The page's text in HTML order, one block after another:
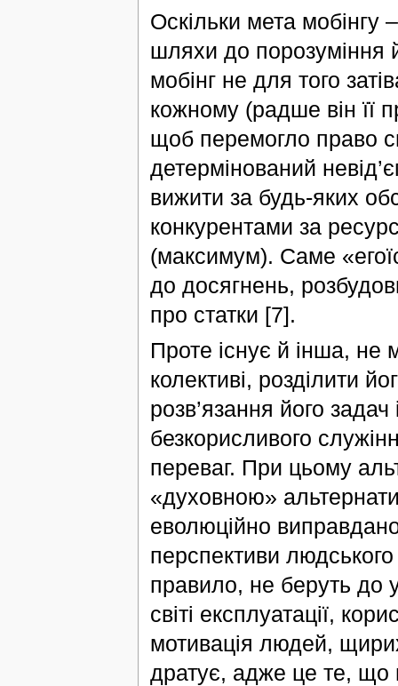
Оскільки мета мобінгу
шляхи до порозуміння
мобінг не для того
кожному (радше він її
щоб перемогло право
детермінований
вижити за будь-яких
конкурентами за
(максимум). Саме
до досягнень,
про статки [7].
Проте існує й інша,
колективі, розділити
розв’язання його
безкорисливого
переваг. При цьому
«духовною»
еволюційно
перспективи людського
правило, не беруть до
світі експлуатації,
мотивація людей,
дратує, адже це те, що